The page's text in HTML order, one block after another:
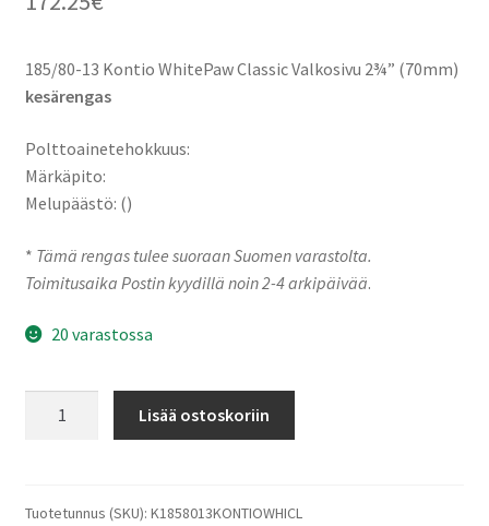
185/80-13 Kontio WhitePaw Classic Valkosivu 2¾” (70mm)
kesärengas
Polttoainetehokkuus:
Märkäpito:
Melupäästö: ()
* Tämä rengas tulee suoraan Suomen varastolta.
Toimitusaika Postin kyydillä noin 2-4 arkipäivää.
20 varastossa
WhitePaw
Lisää ostoskoriin
Tuotetunnus (SKU): K1858013KONTIOWHICL